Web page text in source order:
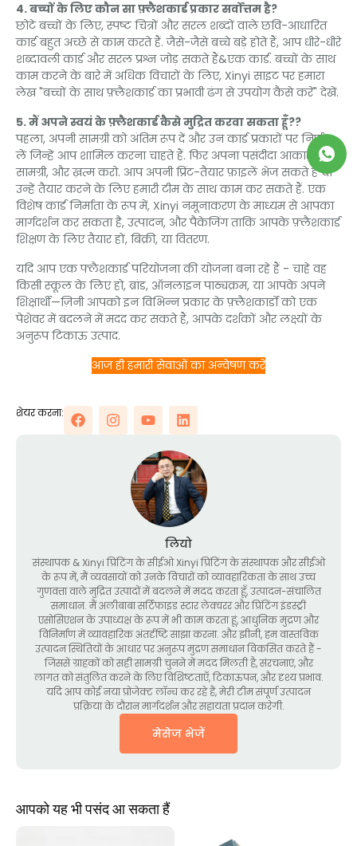
4. बच्चों के लिए कौन सा फ़्लैशकार्ड प्रकार सर्वोत्तम है?
छोटे बच्चों के लिए, स्पष्ट चित्रों और सरल शब्दों वाले छवि-आधारित
कार्ड बहुत अच्छे से काम करते हैं. जैसे-जैसे बच्चे बड़े होते हैं, आप धीरे-धीरे
शब्दावली कार्ड और सरल प्रश्न जोड़ सकते हैं&एक कार्ड. बच्चों के साथ
काम करने के बारे में अधिक विचारों के लिए, Xinyi साइट पर हमारा
लेख "बच्चों के साथ फ़्लैशकार्ड का प्रभावी ढंग से उपयोग कैसे करें" देखें.
5. मैं अपने स्वयं के फ़्लैशकार्ड कैसे मुद्रित करवा सकता हूँ??
पहला, अपनी सामग्री को अंतिम रूप दें और उन कार्ड प्रकारों पर निर्णय
लें जिन्हें आप शामिल करना चाहते हैं. फिर अपना पसंदीदा आकार चुनें,
सामग्री, और ख़त्म करो. आप अपनी प्रिंट-तैयार फ़ाइलें भेज सकते हैं या
उन्हें तैयार करने के लिए हमारी टीम के साथ काम कर सकते हैं. एक
विशेष कार्ड निर्माता के रूप में, Xinyi नमूनाकरण के माध्यम से आपका
मार्गदर्शन कर सकता है, उत्पादन, और पैकेजिंग ताकि आपके फ़्लैशकार्ड
शिक्षण के लिए तैयार हों, बिक्री, या वितरण.
यदि आप एक फ्लैशकार्ड परियोजना की योजना बना रहे हैं - चाहे वह
किसी स्कूल के लिए हो, ब्रांड, ऑनलाइन पाठ्यक्रम, या आपके अपने
शिक्षार्थी—ज़िनी आपको इन विभिन्न प्रकार के फ़्लैशकार्डों को एक
पेशेवर में बदलने में मदद कर सकते हैं, आपके दर्शकों और लक्ष्यों के
अनुरूप टिकाऊ उत्पाद.
आज ही हमारी सेवाओं का अन्वेषण करें
शेयर करना:
लियो
संस्थापक &Xinyi प्रिंटिंग के सीईओ Xinyi प्रिंटिंग के संस्थापक और सीईओ
के रूप में, मैं व्यवसायों को उनके विचारों को व्यावहारिकता के साथ उच्च
गुणवत्ता वाले मुद्रित उत्पादों में बदलने में मदद करता हूँ, उत्पादन-संचालित
समाधान. मैं अलीबाबा सर्टिफाइड स्टार लेक्चरर और प्रिंटिंग इंडस्ट्री
एसोसिएशन के उपाध्यक्ष के रूप में भी काम करता हूं, आधुनिक मुद्रण और
विनिर्माण में व्यावहारिक अंतर्दृष्टि साझा करना. और झीनी, हम वास्तविक
उत्पादन स्थितियों के आधार पर अनुरूप मुद्रण समाधान विकसित करते हैं -
जिससे ग्राहकों को सही सामग्री चुनने में मदद मिलती है, संरचनाएं, और
लागत को संतुलित करने के लिए विशिष्टताएँ, टिकाऊपन, और दृश्य प्रभाव.
यदि आप कोई नया प्रोजेक्ट लॉन्च कर रहे हैं, मेरी टीम संपूर्ण उत्पादन
प्रक्रिया के दौरान मार्गदर्शन और सहायता प्रदान करेगी.
मेसेज भेजें
आपको यह भी पसंद आ सकता हैं